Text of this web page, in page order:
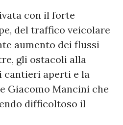
con il forte
del traffico veicolare
aumento dei flussi
gli ostacoli alla
cantieri aperti e la
Giacomo Mancini che
difficoltoso il